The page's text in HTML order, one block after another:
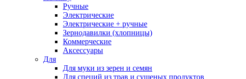
Ручные
Электрические
Электрические + ручные
Зернодавилки (хлопницы)
Коммерческие
Аксессуары
Для
Для муки из зерен и семян
Для специй из трав и сушеных продуктов